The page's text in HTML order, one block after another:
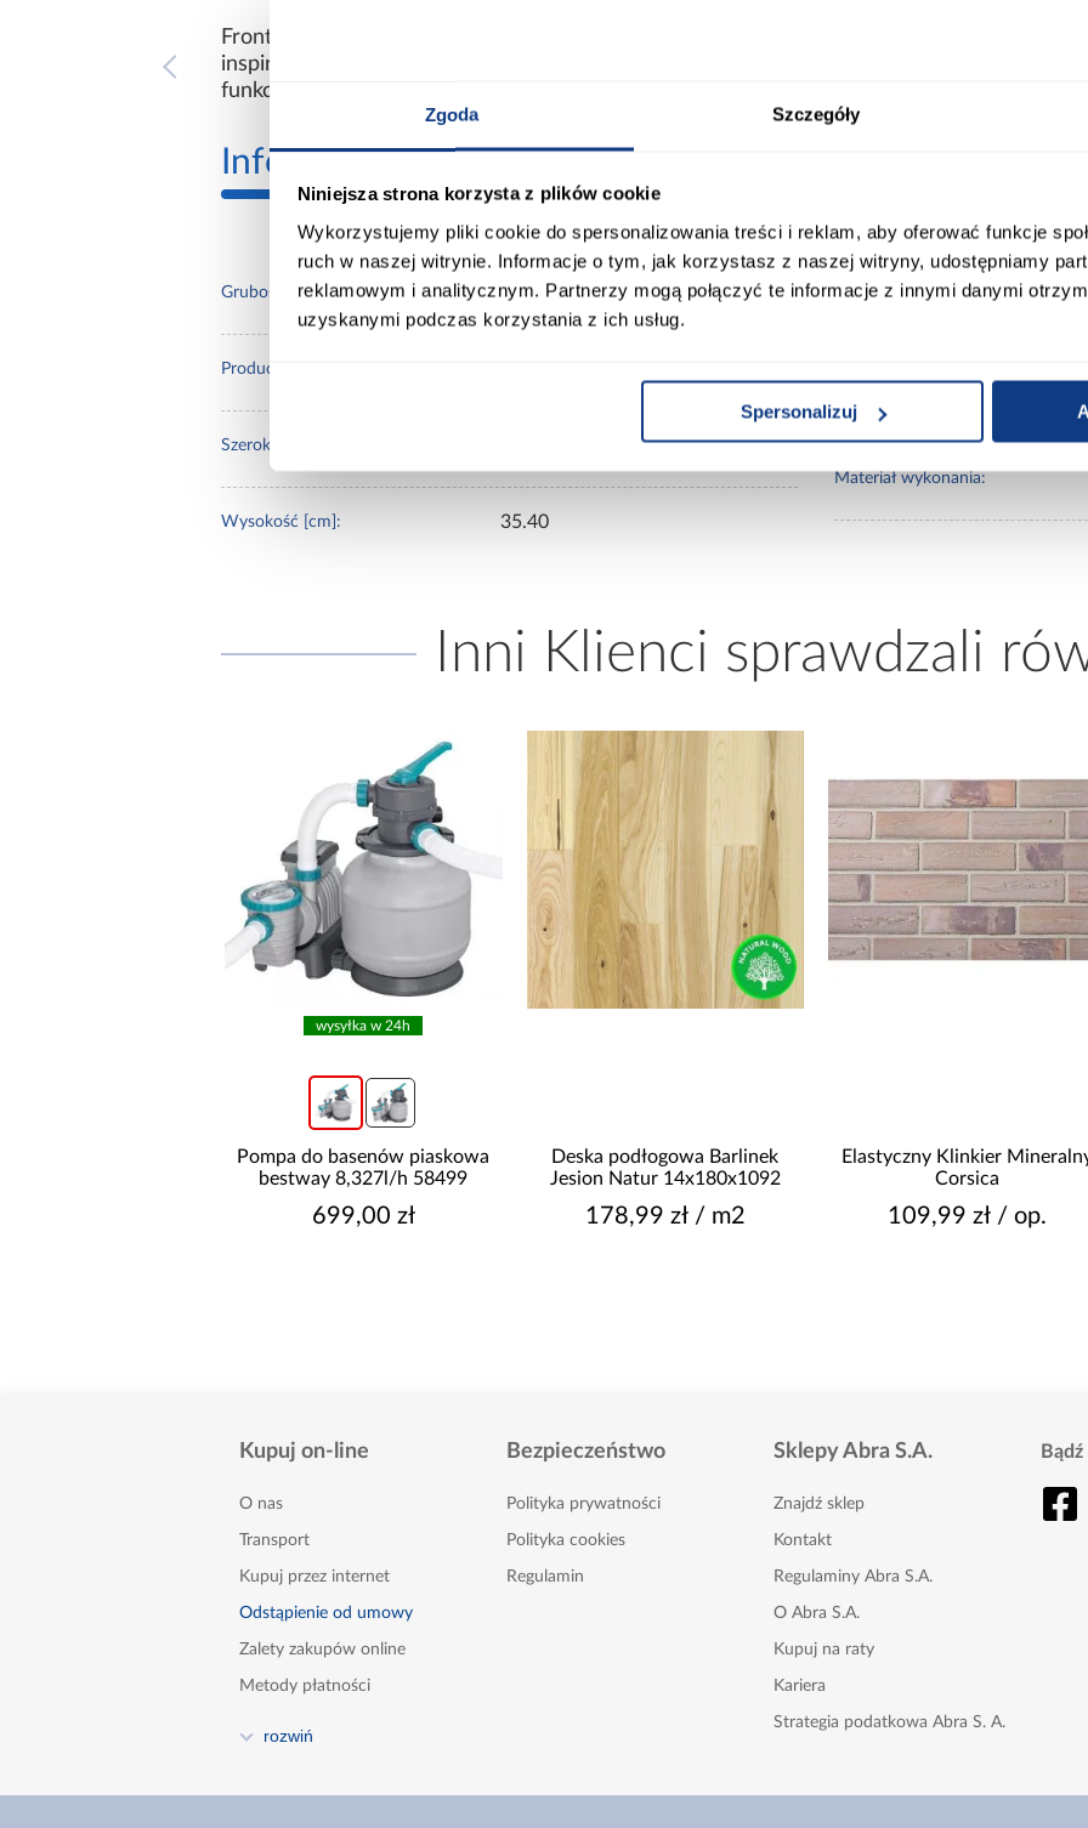
Zgoda Szczegóły
Niniejsza strona korzysta z plików cookie
Wykorzystujemy pliki cookie do spersonalizowania treści i reklam, aby oferować funkcje
ruch w naszej witrynie. Informacje o tym, jak korzystasz z naszej witryny, udostępniamy
reklamowym i analitycznym. Partnerzy mogą połączyć te informacje z innymi danymi
uzyskanymi podczas korzystania z ich usług.
Spersonalizuj
Front Emporium Grey Stone D1k/90 W4b/90 W4b/90Aventos to płyta meblowa
inspirowana naturalnym kamieniem. Charakteryzuje się nowoczesnym wyglądem,
funkcjonalnością, idealna do wnętrz o minimalistycznym i stylowym charakterze. Nie
Informacje Transport
Grubość (cm): 1,6
Producent:
Szerokość [cm]:
Wysokość [cm]: 35.40
Kolor frontów:
Materiał wykonania:
Inni Klienci sprawdzali
wysyłka w 24h
Pompa do basenów piaskowa
bestway 8,327l/h 58499
699,00 zł
Deska podłogowa Barlinek
Jesion Natur 14x180x1092
178,99 zł / m2
Elastyczny Klinkier
Corsica
109,99 zł / op.
Kupuj on-line
O nas
Transport
Kupuj przez internet
Odstąpienie od umowy
Zalety zakupów online
Metody płatności
Kontakt
rozwiń
Bezpieczeństwo
Polityka prywatności
Polityka cookies
Regulamin
Sklepy Abra S.A.
Znajdź sklep
Kontakt
Regulaminy Abra S.A.
O Abra S.A.
Kupuj na raty
Kariera
Strategia podatkowa Abra S. A.
Nasze gazetki